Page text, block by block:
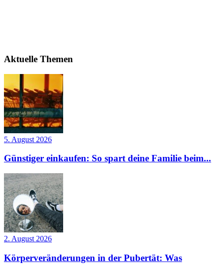
Aktuelle Themen
5. August 2026
Günstiger einkaufen: So spart deine Familie beim...
2. August 2026
Körperveränderungen in der Pubertät: Was